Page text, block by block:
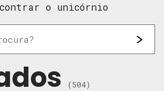
o unicórnio
(504)